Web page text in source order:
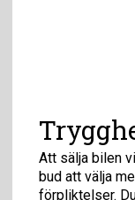
Att sälja bilen
bud att välja
förpliktelser.